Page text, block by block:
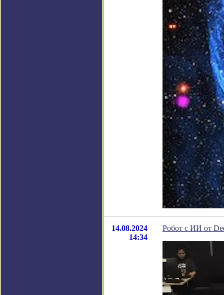
14.08.2024
14:34
Робот с ИИ от